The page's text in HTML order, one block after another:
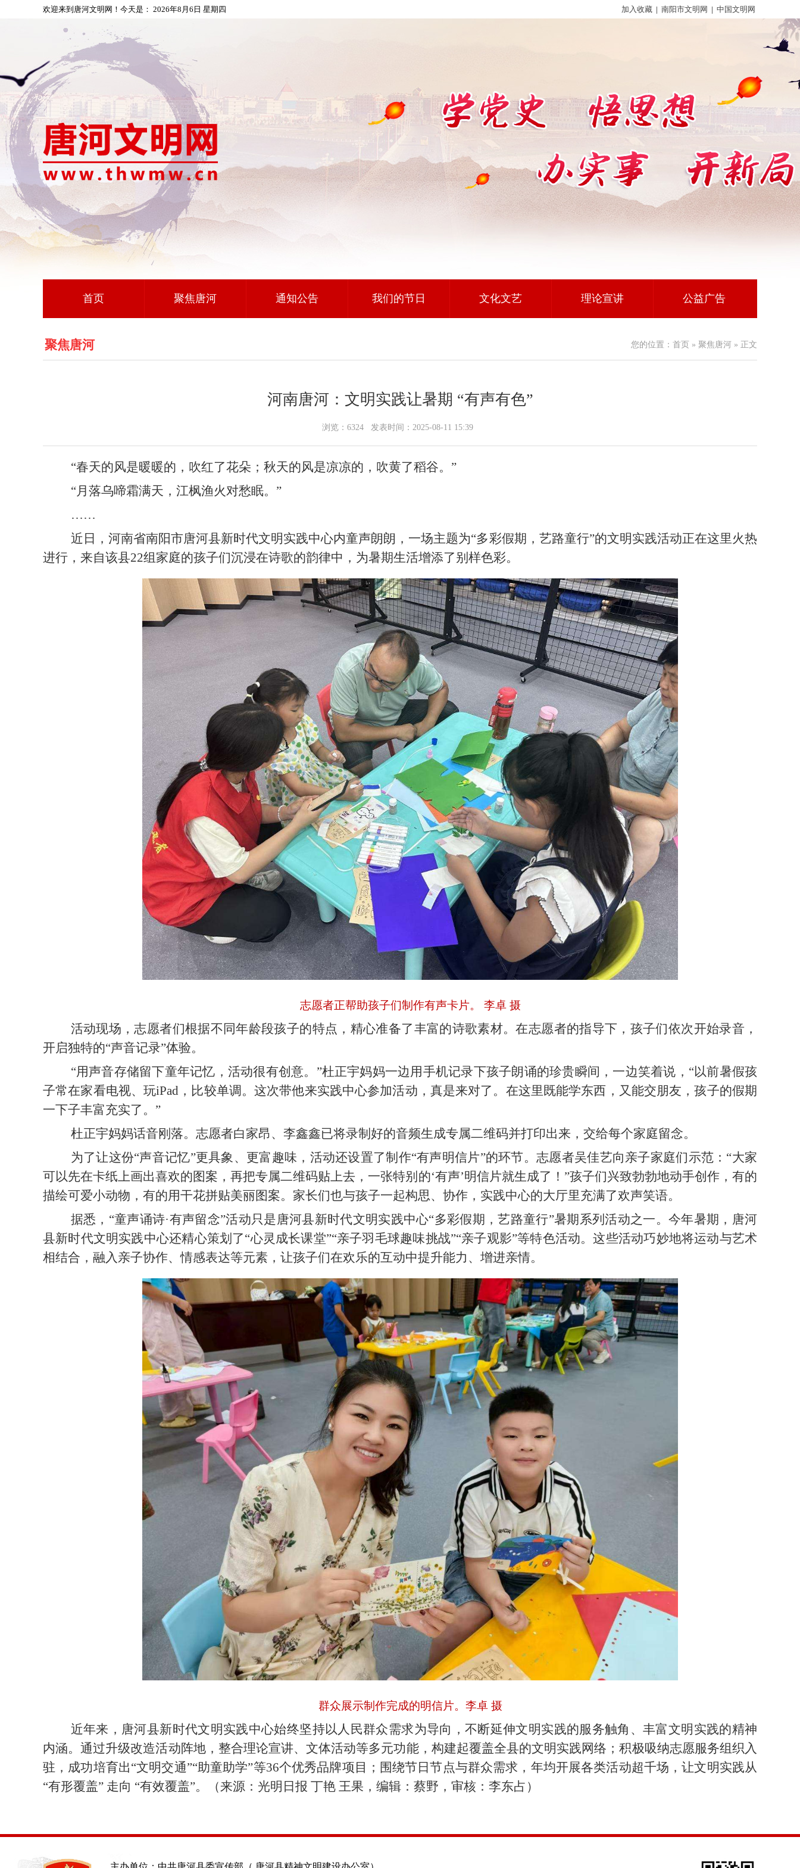
欢迎来到唐河文明网！今天是： 2026年8月6日 星期四 加入收藏 | 南阳市文明网 | 中国文明网
首页 聚焦唐河 通知公告 我们的节日 文化文艺 理论宣讲 公益广告
聚焦唐河 您的位置： 首页 » 聚焦唐河 » 正文
河南唐河：文明实践让暑期 “有声有色”
浏览：6324 发表时间：2025-08-11 15:39
“春天的风是暖暖的，吹红了花朵；秋天的风是凉凉的，吹黄了稻谷。”
“月落乌啼霜满天，江枫渔火对愁眠。”
……
近日，河南省南阳市唐河县新时代文明实践中心内童声朗朗，一场主题为“多彩假期，艺路童行”的文明实践活动正在这里火热
进行，来自该县22组家庭的孩子们沉浸在诗歌的韵律中，为暑期生活增添了别样色彩。
志愿者正帮助孩子们制作有声卡片。 李卓 摄
活动现场，志愿者们根据不同年龄段孩子的特点，精心准备了丰富的诗歌素材。在志愿者的指导下，孩子们依次开始录音，
开启独特的“声音记录”体验。
“用声音存储留下童年记忆，活动很有创意。”杜正宇妈妈一边用手机记录下孩子朗诵的珍贵瞬间，一边笑着说，“以前暑假孩
子常在家看电视、玩iPad，比较单调。这次带他来实践中心参加活动，真是来对了。在这里既能学东西，又能交朋友，孩子的假期
一下子丰富充实了。”
杜正宇妈妈话音刚落。志愿者白家昂、李鑫鑫已将录制好的音频生成专属二维码并打印出来，交给每个家庭留念。
为了让这份“声音记忆”更具象、更富趣味，活动还设置了制作“有声明信片”的环节。志愿者吴佳艺向亲子家庭们示范：“大家
可以先在卡纸上画出喜欢的图案，再把专属二维码贴上去，一张特别的‘有声’明信片就生成了！”孩子们兴致勃勃地动手创作，有的
描绘可爱小动物，有的用干花拼贴美丽图案。家长们也与孩子一起构思、协作，实践中心的大厅里充满了欢声笑语。
据悉， “童声诵诗·有声留念”活动只是唐河县新时代文明实践中心“多彩假期，艺路童行”暑期系列活动之一。今年暑期，唐河
县新时代文明实践中心还精心策划了“心灵成长课堂”“亲子羽毛球趣味挑战”“亲子观影”等特色活动。这些活动巧妙地将运动与艺术
相结合，融入亲子协作、情感表达等元素，让孩子们在欢乐的互动中提升能力、增进亲情。
群众展示制作完成的明信片。李卓 摄
近年来，唐河县新时代文明实践中心始终坚持以人民群众需求为导向，不断延伸文明实践的服务触角、丰富文明实践的精神
内涵。通过升级改造活动阵地，整合理论宣讲、文体活动等多元功能，构建起覆盖全县的文明实践网络；积极吸纳志愿服务组织入
驻，成功培育出“文明交通”“助童助学”等36个优秀品牌项目；围绕节日节点与群众需求，年均开展各类活动超千场，让文明实践从
“有形覆盖” 走向 “有效覆盖”。（来源： 光明日报 丁艳 王果 ，编辑：蔡野，审核：李东占 ）